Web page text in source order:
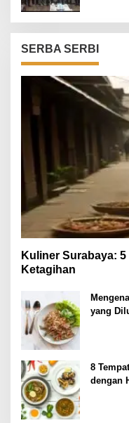
SERBA SERBI
Kuliner Surabaya:
Ketagihan
yang
8
dengan